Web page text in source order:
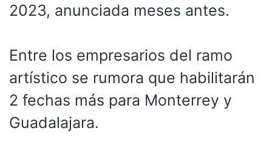
2023, anunciada meses antes.
Entre los empresarios del ramo
artístico se rumora que habilitarán
2 fechas más para Monterrey y
Guadalajara.